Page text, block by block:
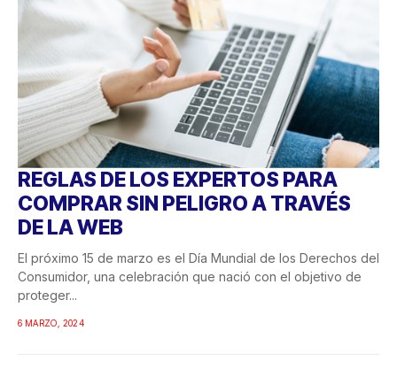
REGLAS DE LOS EXPERTOS PARA
COMPRAR SIN PELIGRO A TRAVÉS
DE LA WEB
El próximo 15 de marzo es el Día Mundial de los Derechos del
Consumidor, una celebración que nació con el objetivo de
proteger...
6 MARZO, 2024